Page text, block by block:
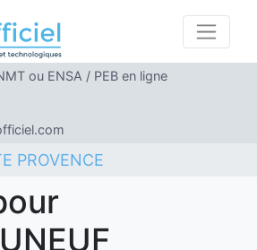
ou ENSA / PEB en ligne
PROVENCE